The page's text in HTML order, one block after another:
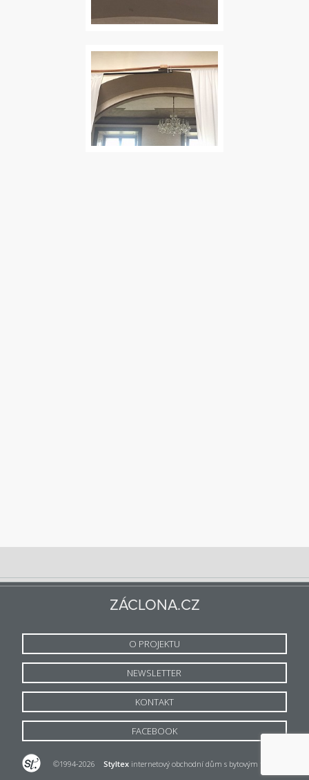
ZÁCLONA.CZ
O PROJEKTU
NEWSLETTER
KONTAKT
FACEBOOK
©1994-2026 Styltexinternetový obchodní dům s bytovým textilem